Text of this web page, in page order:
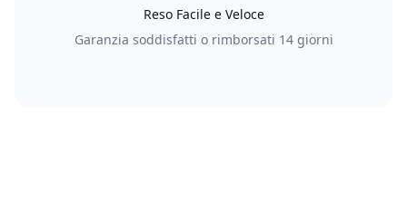
Reso Facile e Veloce
Garanzia soddisfatti o rimborsati 14 giorni